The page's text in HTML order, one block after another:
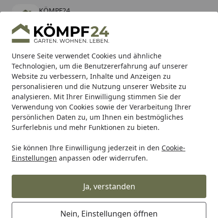
Unsere Seite verwendet Cookies und ähnliche
Technologien, um die Benutzererfahrung auf unserer
Website zu verbessern, Inhalte und Anzeigen zu
personalisieren und die Nutzung unserer Website zu
analysieren. Mit Ihrer Einwilligung stimmen Sie der
Verwendung von Cookies sowie der Verarbeitung Ihrer
persönlichen Daten zu, um Ihnen ein bestmögliches
Surferlebnis und mehr Funktionen zu bieten.
Sie können Ihre Einwilligung jederzeit in den Cookie-
Einstellungen anpassen oder widerrufen.
Ja, verstanden
Nein, Einstellungen öffnen
KÖMPF24
kostenlos - Im App Store
Hotline
Alle Produkte
Mein Konto
Suchen
Karibu Pools inkl. gratis Sandfilteranlage & Pool-
Starterset (Gesamtwert bis 468,99€)
Startseite
Ximax Ximax Design-Heizkörper Ximax Badheizkörper
Ximax Badheizkörper HEKTOR-SA